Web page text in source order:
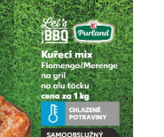
dostávat do e-